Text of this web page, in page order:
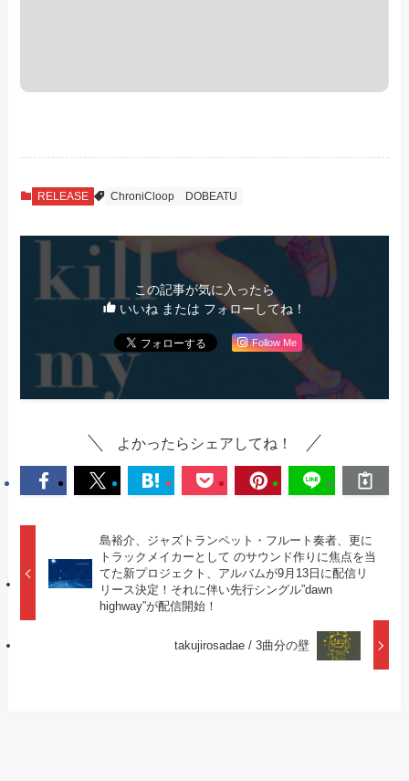
RELEASE ChroniCloop DOBEATU
この記事が気に入ったら
いいね または フォローしてね！
Follow Me
よかったらシェアしてね！
島裕介、ジャズトランペット・フルート奏者、更に
トラックメイカーとして のサウンド作りに焦点を当
てた新プロジェクト、アルバムが9月13日に配信リ
リース決定！それに伴い先行シングル”dawn
highway”が配信開始！
takujirosadae / 3曲分の壁